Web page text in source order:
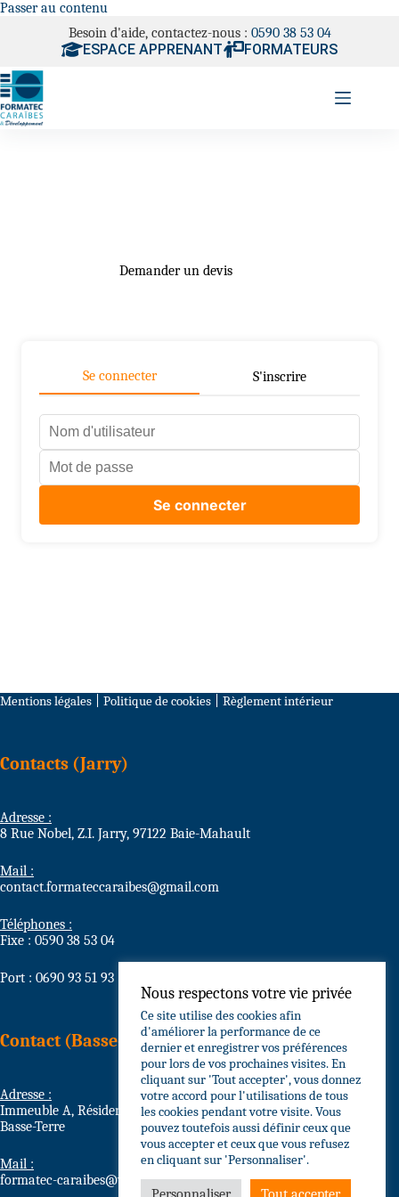
Passer au contenu
Besoin d'aide, contactez-nous : 0590 38 53 04
ESPACE APPRENANT FORMATEURS
Demander un devis
Se connecter S'inscrire
Mentions légales Politique de cookies Règlement intérieur
Contacts (Jarry)
Adresse :
8 Rue Nobel, Z.I. Jarry, 97122 Baie-Mahault
Mail :
contact.formateccaraibes@gmail.com
Téléphones :
Fixe : 0590 38 53 04
Port : 0690 93 51 93
Contact (Basse-Terre)
Adresse :
Immeuble A, Résidence Grain d’Or Circonvallation, 97100
Basse-Terre
Mail :
formatec-caraibes@wanadoo.fr
Nous respectons votre vie privée
Ce site utilise des cookies afin
d'améliorer la performance de ce
dernier et enregistrer vos préférences
pour lors de vos prochaines visites. En
cliquant sur 'Tout accepter', vous donnez
votre accord pour l'utilisations de tous
les cookies pendant votre visite. Vous
pouvez toutefois aussi définir ceux que
vous accepter et ceux que vous refusez
en cliquant sur 'Personnaliser'.